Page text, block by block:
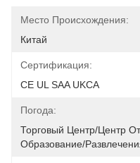
Место Происхождения:
Китай
Сертификация:
CE UL SAA UKCA
Погода:
Торговый Центр/Центр
Образование/